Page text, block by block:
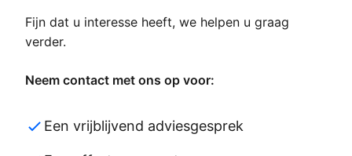
Fijn dat u interesse heeft, we helpen u graag
verder.
Neem contact met ons op voor:
Een vrijblijvend adviesgesprek